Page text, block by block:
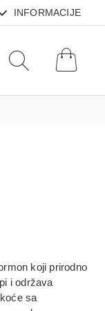
INFORMACIJE
koji prirodno
i održava
sa